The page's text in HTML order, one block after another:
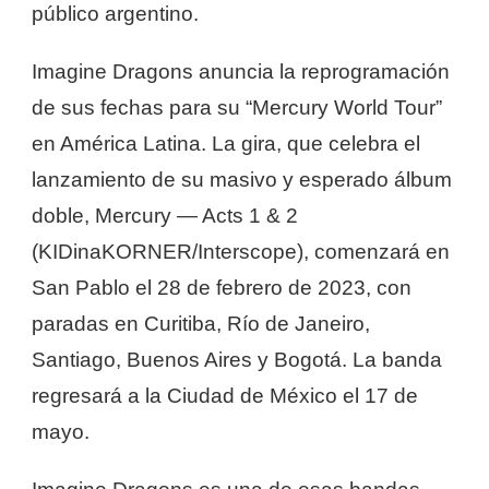
público argentino.
Imagine Dragons anuncia la reprogramación
de sus fechas para su “Mercury World Tour”
en América Latina. La gira, que celebra el
lanzamiento de su masivo y esperado álbum
doble, Mercury — Acts 1 & 2
(KIDinaKORNER/Interscope), comenzará en
San Pablo el 28 de febrero de 2023, con
paradas en Curitiba, Río de Janeiro,
Santiago, Buenos Aires y Bogotá. La banda
regresará a la Ciudad de México el 17 de
mayo.